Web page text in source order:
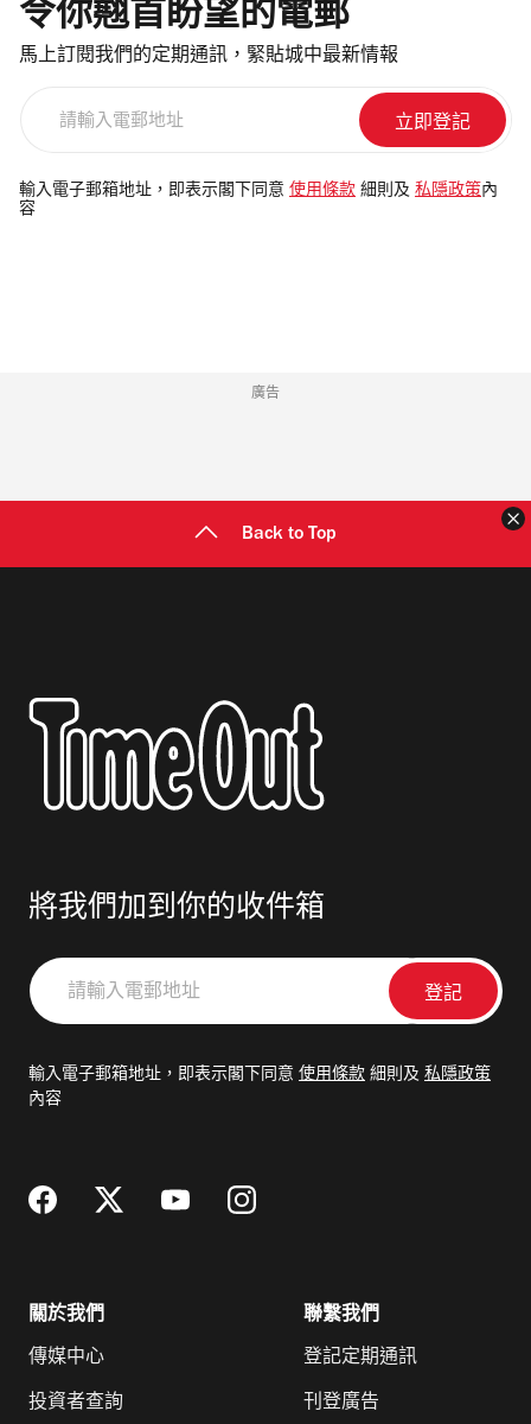
令你翹首盼望的電郵
馬上訂閱我們的定期通訊，緊貼城中最新情報
電
郵
輸入電子郵箱地址，即表示閣下同意 使用條款 細則及 私隱政策 內
容
廣告
Back to Top
將我們加到你的收件箱
請
輸
郵
輸入電子郵箱地址，即表示閣下同意 使用條款 細則及 私隱政策
內容
關於我們
傳媒中心
投資者查詢
聯繫我們
登記定期通訊
刊登廣告